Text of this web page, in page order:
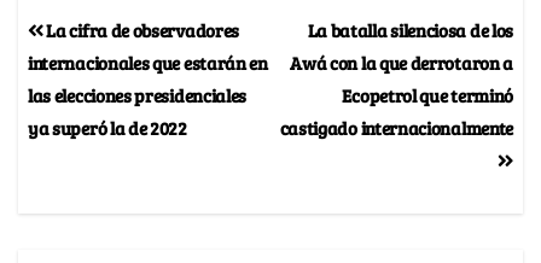
La batalla silenciosa de los
Awá con la que derrotaron a
Ecopetrol que terminó
castigado internacionalmente
La cifra de observadores
internacionales que estarán en
las elecciones presidenciales
ya superó la de 2022